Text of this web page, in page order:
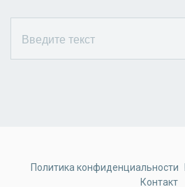
Политика конфиденциальности
Контакт